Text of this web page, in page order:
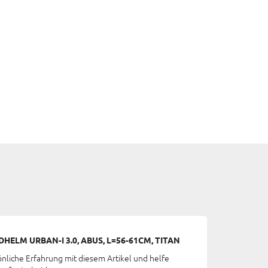
URBAN-I 3.0, ABUS, L=56-61CM, TITAN
Erfahrung mit diesem Artikel und helfe